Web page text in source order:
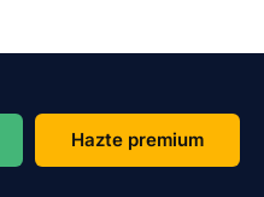
Hazte premium